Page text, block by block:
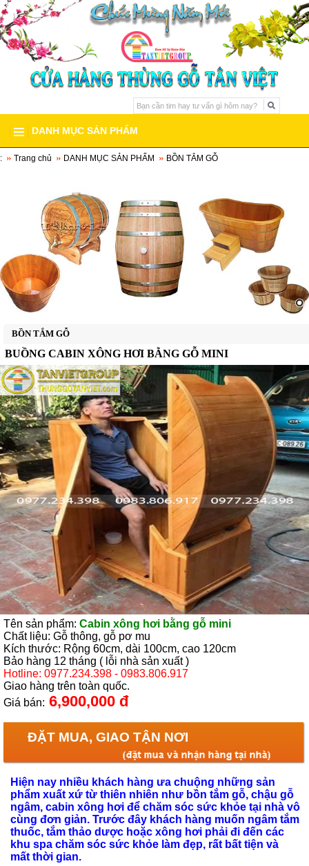
DANH MỤC SẢN PHẨM
THÙNG GỖ SỒI
BỒN TẮM GỖ
BỒN TẮM GỖ PƠ MU
BỒN TẮM GỖ CAO CẤP
BỒN TẮM GỖ THÔNG
BỒN TẮM GỖ MÍT
BỒN TẮM GỖ SỒI
BỒN TẮM GỖ NGỌC AM
CHẬU GỖ NGÂM CHÂN
THUỐC TẮM NGƯỜI DAO ĐỎ
THÙNG GỖ TRANG TRÍ ▼
THÙNG GỖ ĐỰNG GẠO
XE NGỰA KÉO TRỐNG RƯỢU
TRỐNG ĐỰNG RƯỢU VANG
PHỤ KIỆN RƯỢU
TRỐNG TRƯỜNG HỌC
▼
Tin Tức Sản Phẩm ▼
Mời Bạn Quay Lại Trang Chủ
: Trang chủ DANH MỤC SẢN PHẨM BỒN TẮM GỖ
BỒN TẮM GỖ
BUỒNG CABIN XÔNG HƠI BẰNG GỖ MINI
Tên sản phẩm: Cabin xông hơi bằng gỗ mini
Chất liệu: Gỗ thông, gỗ pơ mu
Kích thước: Rộng 60cm, dài 100cm, cao 120cm
Bảo hàng 12 tháng ( lỗi nhà sản xuất )
Hotline: 0977.234.398 - 0983.806.917
Giao hàng trên toàn quốc.
Giá bán: 6,900,000 đ
ĐẶT MUA, GIAO TẬN NƠI
Hiện nay nhiều khách hàng ưa chuộng những sản
phẩm xuất xứ từ thiên nhiên như bồn tắm gỗ, chậu gỗ
ngâm, cabin xông hơi để chăm sóc sức khỏe tại nhà vô
cùng đơn giản. Trước đây khách hàng muốn ngâm tắm
thuốc, tắm thảo dược hoặc xông hơi phải đi đến các
khu spa chăm sóc sức khỏe làm đẹp, rất bất tiện và
mất thời gian.